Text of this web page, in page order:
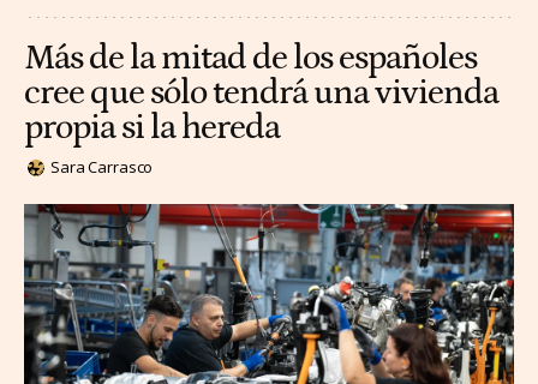
Más de la mitad de los españoles
cree que sólo tendrá una vivienda
propia si la hereda
Sara Carrasco